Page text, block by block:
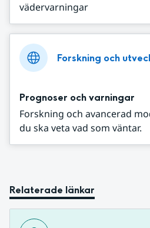
vädervarningar
Forskning och
Prognoser och varningar
Forskning och avancerad
du ska veta vad som väntar.
Relaterade länkar